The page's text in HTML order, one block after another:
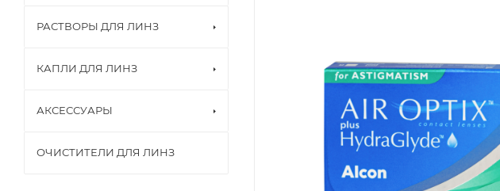
РАСТВОРЫ ДЛЯ ЛИНЗ
КАПЛИ ДЛЯ ЛИНЗ
АКСЕССУАРЫ
ОЧИСТИТЕЛИ ДЛЯ ЛИНЗ